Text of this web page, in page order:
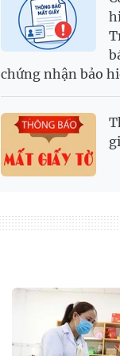
chứng nhận bảo